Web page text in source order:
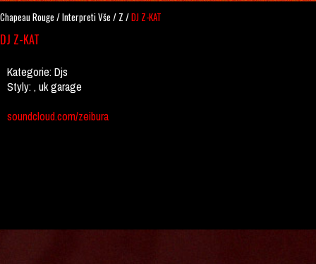
Chapeau Rouge /InterpretiVše / Z /DJ Z-KAT
DJ Z-KAT
Kategorie:Djs
Styly:, uk garage
soundcloud.com/zeibura